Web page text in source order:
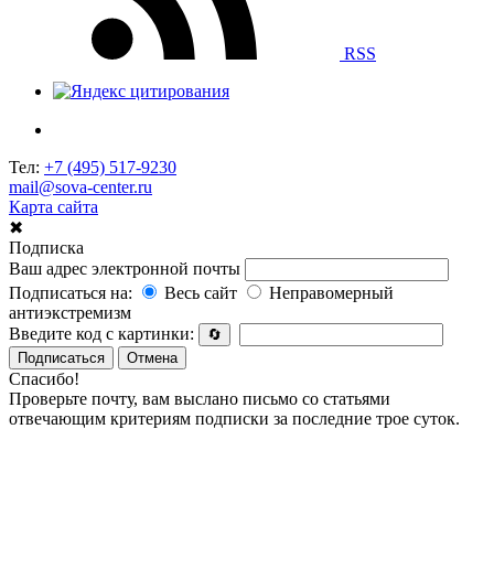
RSS
Тел: +7 (495) 517-9230
mail@sova-center.ru
Карта сайта
✖
Подписка
Ваш адрес электронной почты
Подписаться на:
Весь сайт
Неправомерный
антиэкстремизм
Введите код с картинки:
🔄
Подписаться
Отмена
Спасибо!
Проверьте почту, вам выслано письмо со статьями
отвечающим критериям подписки за последние трое суток.